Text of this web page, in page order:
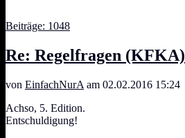
Beiträge: 1048
Re: Regelfragen (KFKA)
von EinfachNurA am 02.02.2016 15:24
Achso, 5. Edition.
Entschuldigung!